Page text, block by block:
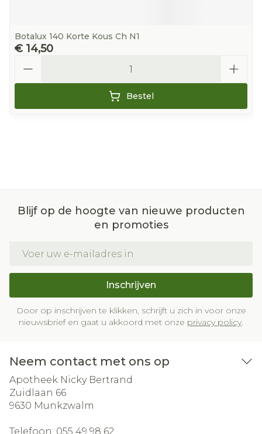
Botalux 140 Korte Kous Ch N1
€ 14,50
Bestel
Blijf op de hoogte van nieuwe producten
en promoties
Inschrijven
Door op inschrijven te klikken, schrijft u zich in voor onze
nieuwsbrief en gaat u akkoord met onze privacy policy.
Neem contact met ons op
Apotheek Nicky Bertrand
Zuidlaan 66
9630 Munkzwalm
Telefoon: 055 49 98 62